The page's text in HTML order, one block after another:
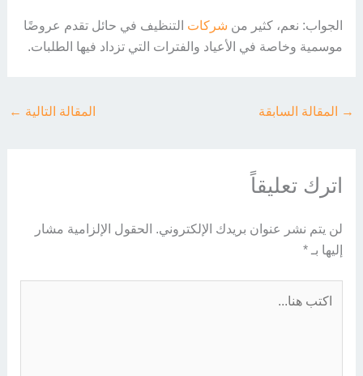
الجواب: نعم، كثير من شركات التنظيف في حائل تقدم عروضًا
موسمية وخاصة في الأعياد والفترات التي تزداد فيها الطلبات.
→ المقالة السابقة المقالة التالية ←
اترك تعليقاً
لن يتم نشر عنوان بريدك الإلكتروني. الحقول الإلزامية مشار
إليها بـ *